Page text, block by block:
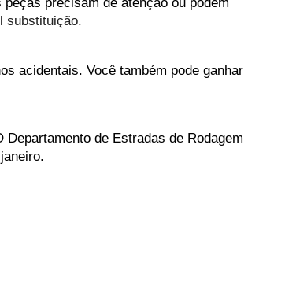
substituição.
acidentais. Você também pode ganhar
Departamento de Estradas de Rodagem
janeiro.